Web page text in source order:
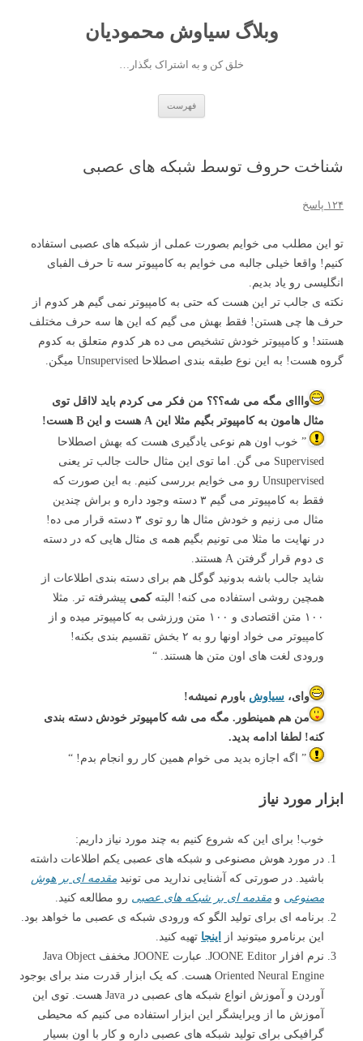
وبلاگ سیاوش محمودیان
خلق کن و به اشتراک بگذار…
فهرست
شناخت حروف توسط شبکه های عصبی
۱۲۴ پاسخ
تو این مطلب می خوایم بصورت عملی از شبکه های عصبی استفاده
کنیم! واقعا خیلی جالبه می خوایم به کامپیوتر سه تا حرف الفبای
انگلیسی رو یاد بدیم.
نکته ی جالب تر این هست که حتی به کامپیوتر نمی گیم هر کدوم از
حرف ها چی هستن! فقط بهش می گیم که این ها سه حرف مختلف
هستند! و کامپیوتر خودش تشخیص می ده هر کدوم متعلق به کدوم
گروه هست! به این نوع طبقه بندی اصطلاحا Unsupervised میگن.
وااای مگه می شه؟؟؟ من فکر می کردم باید لااقل توی
مثال هامون به کامپیوتر بگیم مثلا این A هست و این B هست!
” خوب اون هم نوعی یادگیری هست که بهش اصطلاحا
Supervised می گن. اما توی این مثال حالت جالب تر یعنی
Unsupervised رو می خوایم بررسی کنیم. به این صورت که
فقط به کامپیوتر می گیم ۳ دسته وجود داره و براش چندین
مثال می زنیم و خودش مثال ها رو توی ۳ دسته قرار می ده!
در نهایت ما مثلا می تونیم بگیم همه ی مثال هایی که در دسته
ی دوم قرار گرفتن A هستند.
شاید جالب باشه بدونید گوگل هم برای دسته بندی اطلاعات از
همچین روشی استفاده می کنه! البته کمی پیشرفته تر. مثلا
۱۰۰ متن اقتصادی و ۱۰۰ متن ورزشی به کامپیوتر میده و از
کامپیوتر می خواد اونها رو به ۲ بخش تقسیم بندی بکنه!
ورودی لغت های اون متن ها هستند. “
وای، سیاوش باورم نمیشه!
من هم همینطور. مگه می شه کامپیوتر خودش دسته بندی
کنه! لطفا ادامه بدید.
” اگه اجازه بدید می خوام همین کار رو انجام بدم! “
ابزار مورد نیاز
خوب! برای این که شروع کنیم به چند مورد نیاز داریم:
در مورد هوش مصنوعی و شبکه های عصبی یکم اطلاعات داشته
باشید. در صورتی که آشنایی ندارید می تونید مقدمه ای بر هوش
مصنوعی و مقدمه ای بر شبکه های عصبی رو مطالعه کنید.
برنامه ای برای تولید الگو که ورودی شبکه ی عصبی ما خواهد بود.
این برنامرو میتونید از
اینجا تهیه کنید.
نرم افزار JOONE Editor. عبارت JOONE مخفف Java Object
Oriented Neural Engine هست. که یک ابزار قدرت مند برای بوجود
آوردن و آموزش انواع شبکه های عصبی در Java هست. توی این
آموزش ما از ویرایشگر این ابزار استفاده می کنیم که محیطی
گرافیکی برای تولید شبکه های عصبی داره و کار با اون بسیار